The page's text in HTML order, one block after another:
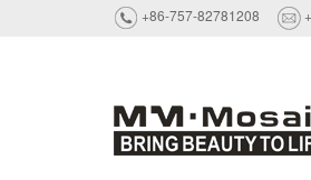
+86-757-82781208